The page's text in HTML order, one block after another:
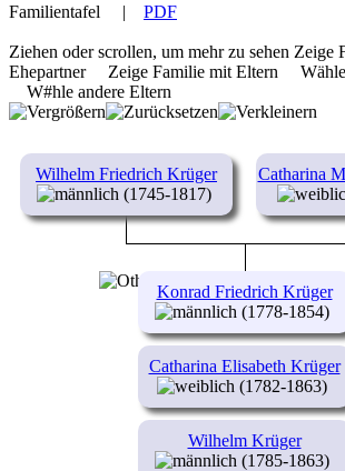
Familientafel | PDF
Ziehen oder scrollen, um mehr zu sehen Zeige
Ehepartner
Zeige Familie mit Eltern
W#hle andere Eltern
Wilhelm Friedrich Krüger
(1745-1817)
Catharina
Catharina Elisabeth Krüger
(1782-1863)
Wilhelm Krüger
(1785-1863)
Konrad Friedrich Krüger
(1778-1854)